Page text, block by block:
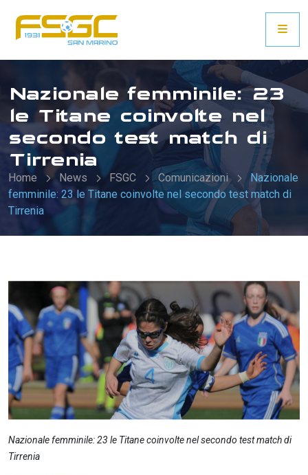
Nazionale femminile: 23
le Titane coinvolte nel
secondo test match di
Tirrenia
Home News FSGC Comunicazioni
Nazionale
femminile: 23 le Titane coinvolte nel secondo test match di
Tirrenia
Nazionale femminile: 23 le Titane coinvolte nel secondo test match di
Tirrenia